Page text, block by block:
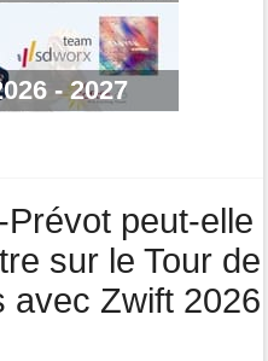
ce n’est pas fini"
: un accomplissement !"
- 2027
peut-elle
sur le Tour de
avec Zwift 2026